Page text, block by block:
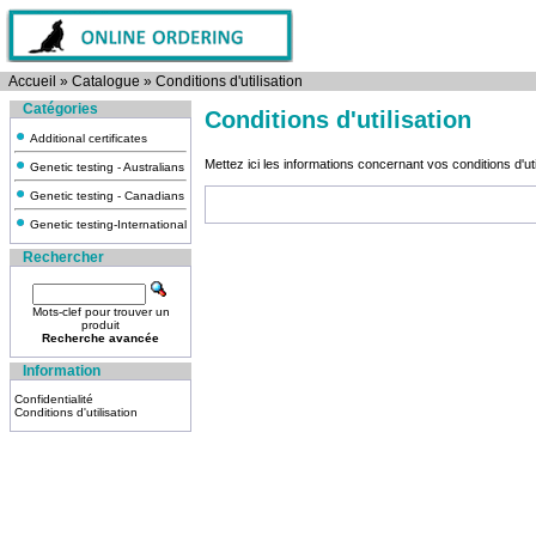
Accueil » Catalogue » Conditions d'utilisation
Catégories
Additional certificates
Genetic testing - Australians
Genetic testing - Canadians
Genetic testing-International
Rechercher
Mots-clef pour trouver un
produit
Recherche avancée
Information
Confidentialité
Conditions d'utilisation
Conditions d'utilisation
Mettez ici les informations concernant vos conditions